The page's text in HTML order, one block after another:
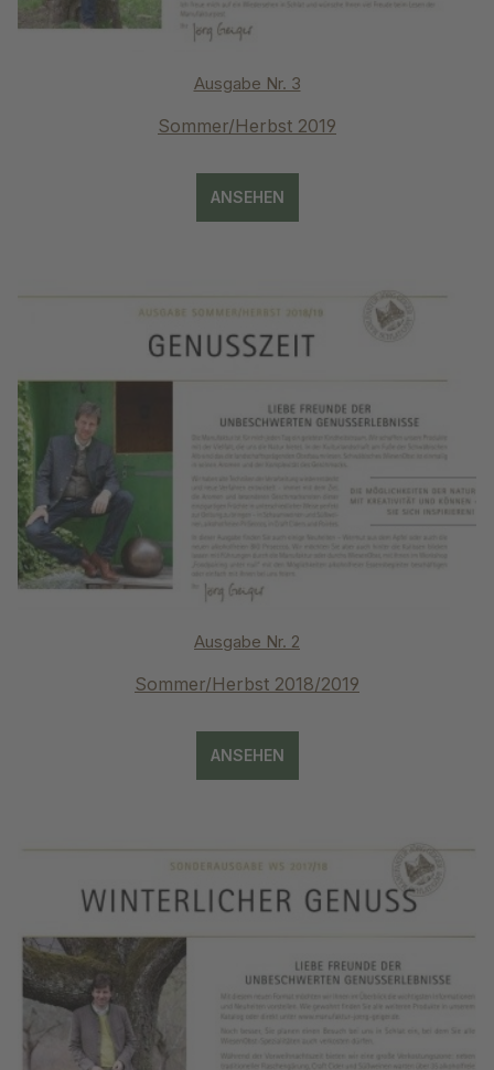
Ausgabe Nr. 3
Sommer/Herbst 2019
ANSEHEN
Ausgabe Nr. 2
Sommer/Herbst 2018/2019
ANSEHEN